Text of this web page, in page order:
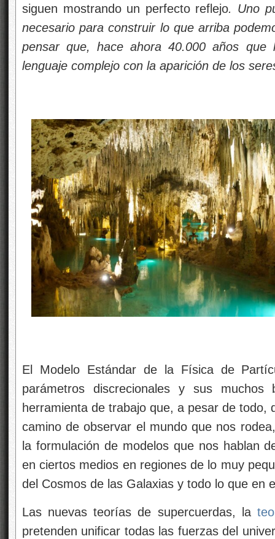
siguen mostrando un perfecto reflejo. Uno
necesario para construir lo que arriba
pensar que, hace ahora 40.000 años que
lenguaje complejo con la aparición de los
El Modelo Estándar de la Física de
parámetros discrecionales y sus
herramienta de trabajo que, a pesar de todo,
camino de observar el mundo que nos
la formulación de modelos que nos hablan
en ciertos medios en regiones de lo muy
del Cosmos de las Galaxias y todo lo que en
Las nuevas teorías de supercuerdas, la
pretenden unificar todas las fuerzas del